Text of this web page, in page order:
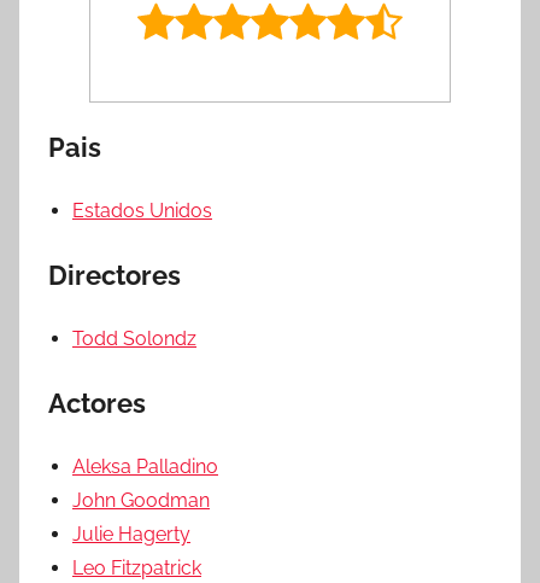
Pais
Estados Unidos
Directores
Todd Solondz
Actores
Aleksa Palladino
John Goodman
Julie Hagerty
Leo Fitzpatrick